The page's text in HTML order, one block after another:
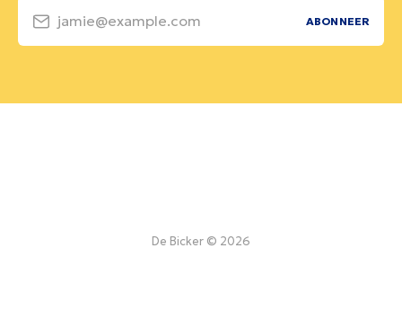
jamie@example.com ABONNEER
De Bicker © 2026